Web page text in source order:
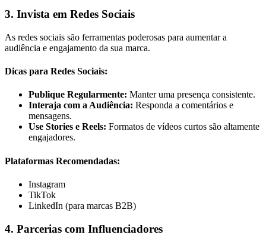
3. Invista em Redes Sociais
As redes sociais são ferramentas poderosas para aumentar a
audiência e engajamento da sua marca.
Dicas para Redes Sociais:
Publique Regularmente: Manter uma presença consistente.
Interaja com a Audiência: Responda a comentários e
mensagens.
Use Stories e Reels: Formatos de vídeos curtos são altamente
engajadores.
Plataformas Recomendadas:
Instagram
TikTok
LinkedIn (para marcas B2B)
4. Parcerias com Influenciadores